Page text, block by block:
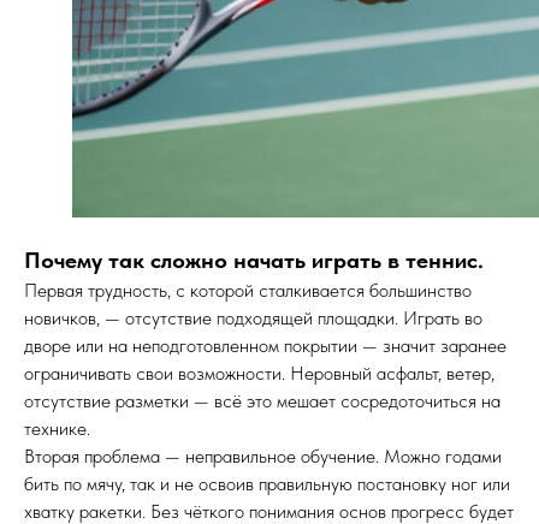
Почему так сложно начать играть в теннис.
Первая трудность, с которой сталкивается большинство
новичков, — отсутствие подходящей площадки. Играть во
дворе или на неподготовленном покрытии — значит заранее
ограничивать свои возможности. Неровный асфальт, ветер,
отсутствие разметки — всё это мешает сосредоточиться на
технике.
Вторая проблема — неправильное обучение. Можно годами
бить по мячу, так и не освоив правильную постановку ног или
хватку ракетки. Без чёткого понимания основ прогресс будет